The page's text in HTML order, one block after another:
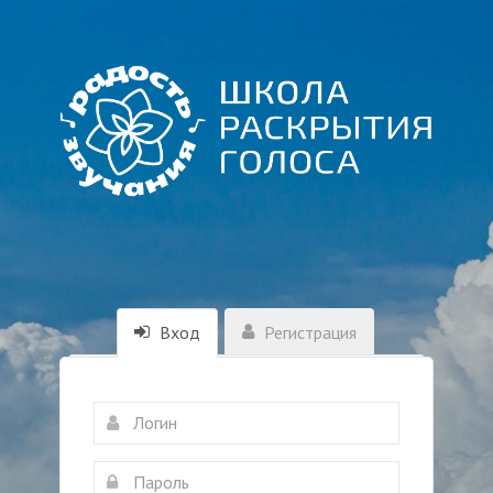
Вход Регистрация